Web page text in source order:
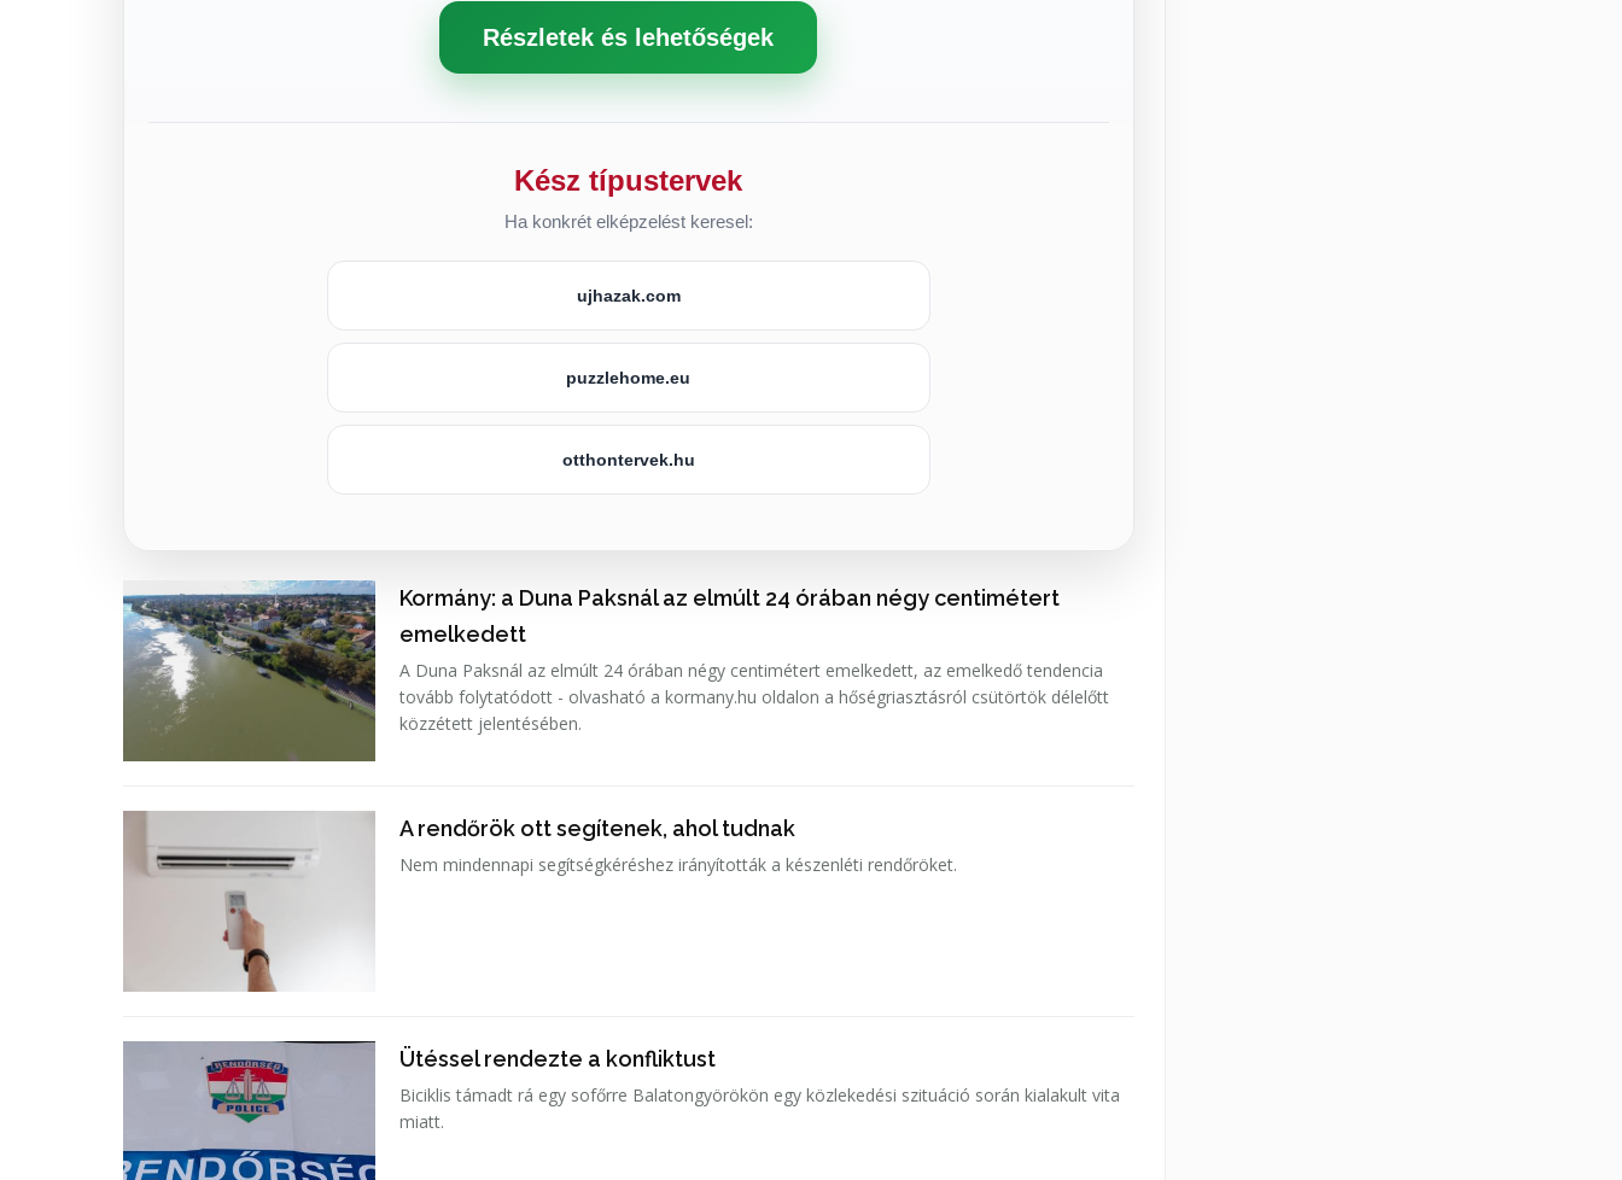
Részletek és lehetőségek
Kész típustervek
Ha konkrét elképzelést keresel:
ujhazak.com
puzzlehome.eu
otthontervek.hu
Kormány: a Duna Paksnál az elmúlt 24 órában négy centimétert
emelkedett
A Duna Paksnál az elmúlt 24 órában négy centimétert emelkedett, az emelkedő tendencia
tovább folytatódott - olvasható a kormany.hu oldalon a hőségriasztásról csütörtök délelőtt
közzétett jelentésében.
A rendőrök ott segítenek, ahol tudnak
Nem mindennapi segítségkéréshez irányították a készenléti rendőröket.
Ütéssel rendezte a konfliktust
Biciklis támadt rá egy sofőrre Balatongyörökön egy közlekedési szituáció során kialakult vita
miatt.